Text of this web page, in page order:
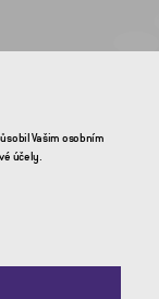
Vašim osobním
účely.